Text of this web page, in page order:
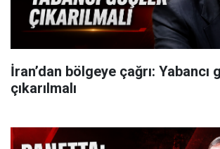
İran’dan bölgeye çağrı: Yabancı
çıkarılmalı